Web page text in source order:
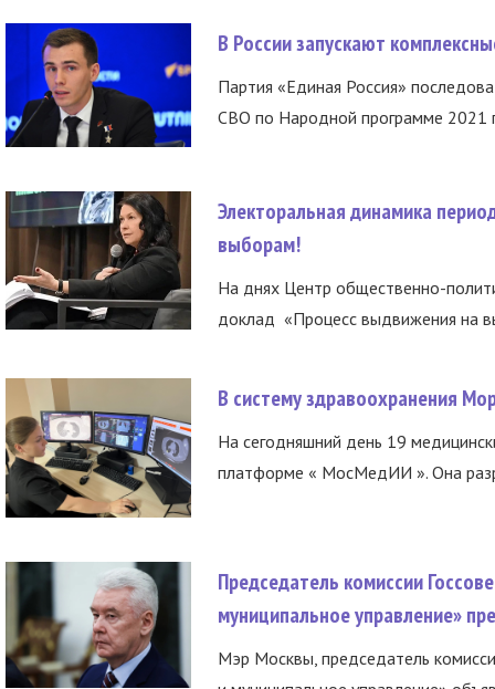
В России запускают
Партия «Единая Россия»
СВО по Народной программе 2021
Электоральная динамика
выборам!
На днях Центр общественно-
доклад «Процесс выдвижения на
В систему здравоохранения
На сегодняшний день 19
платформе « МосМедИИ ». Она
Председатель комиссии
муниципальное управление»
Мэр Москвы, председатель